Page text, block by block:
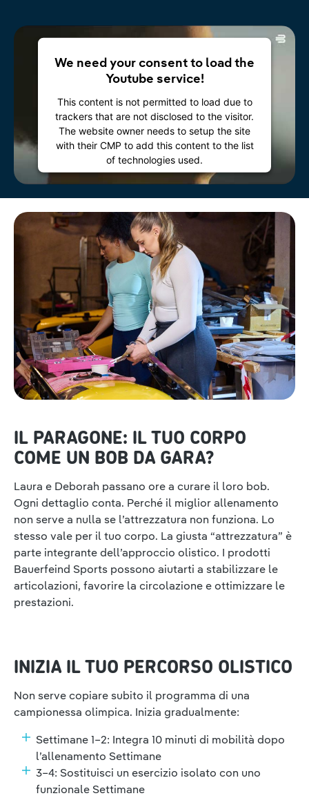
We need your consent to load the
Youtube service!
This content is not permitted to load due to
trackers that are not disclosed to the visitor.
The website owner needs to setup the site
with their CMP to add this content to the list
of technologies used.
Powered byUsercentrics Consent
Management Platform
IL PARAGONE: IL TUO CORPO
COME UN BOB DA GARA?
Laura e Deborah passano ore a curare il loro bob.
Ogni dettaglio conta. Perché il miglior allenamento
non serve a nulla se l’attrezzatura non funziona. Lo
stesso vale per il tuo corpo. La giusta “attrezzatura” è
parte integrante dell’approccio olistico. I prodotti
Bauerfeind Sports possono aiutarti a stabilizzare le
articolazioni, favorire la circolazione e ottimizzare le
prestazioni.
INIZIA IL TUO PERCORSO OLISTICO
Non serve copiare subito il programma di una
campionessa olimpica. Inizia gradualmente:
Settimane 1–2: Integra 10 minuti di mobilità dopo
l’allenamento Settimane
3–4: Sostituisci un esercizio isolato con uno
funzionale Settimane